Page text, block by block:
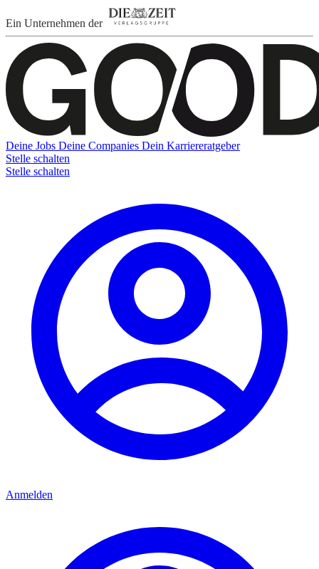
Ein Unternehmen der
Deine Jobs Deine Companies Dein Karriereratgeber
Stelle schalten
Stelle schalten
Anmelden